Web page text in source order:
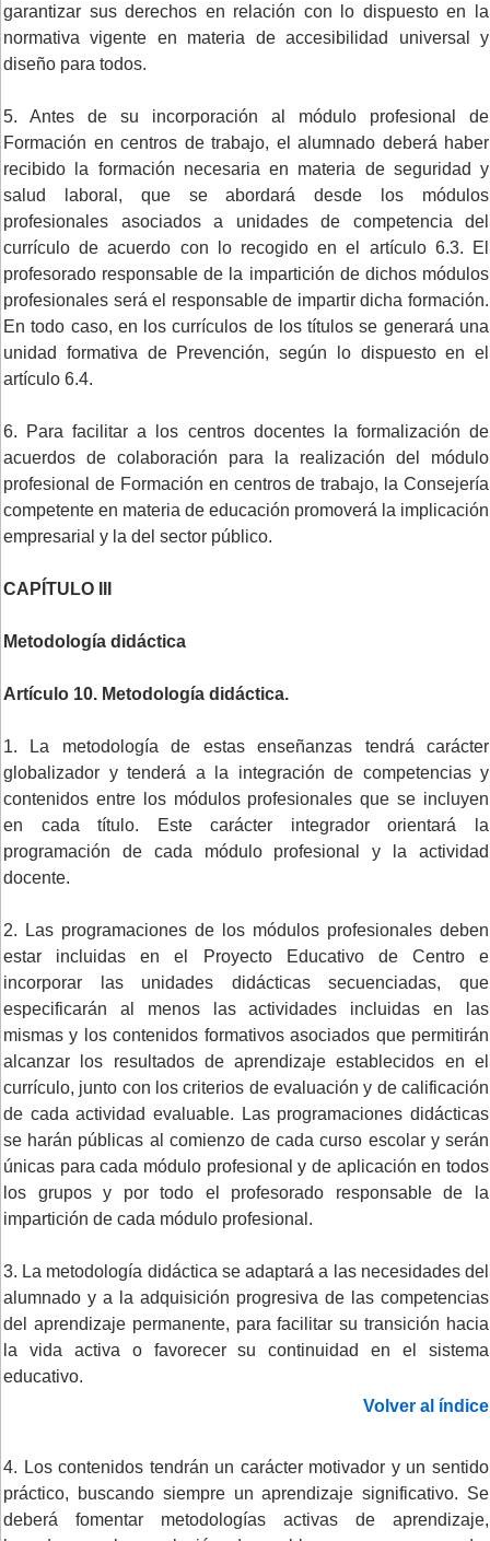
garantizar sus derechos en relación con lo dispuesto en la
normativa vigente en materia de accesibilidad universal y
diseño para todos.
5. Antes de su incorporación al módulo profesional de
Formación en centros de trabajo, el alumnado deberá haber
recibido la formación necesaria en materia de seguridad y
salud laboral, que se abordará desde los módulos
profesionales asociados a unidades de competencia del
currículo de acuerdo con lo recogido en el artículo 6.3. El
profesorado responsable de la impartición de dichos módulos
profesionales será el responsable de impartir dicha formación.
En todo caso, en los currículos de los títulos se generará una
unidad formativa de Prevención, según lo dispuesto en el
artículo 6.4.
6. Para facilitar a los centros docentes la formalización de
acuerdos de colaboración para la realización del módulo
profesional de Formación en centros de trabajo, la Consejería
competente en materia de educación promoverá la implicación
empresarial y la del sector público.
CAPÍTULO III
Metodología didáctica
Artículo 10. Metodología didáctica.
1. La metodología de estas enseñanzas tendrá carácter
globalizador y tenderá a la integración de competencias y
contenidos entre los módulos profesionales que se incluyen
en cada título. Este carácter integrador orientará la
programación de cada módulo profesional y la actividad
docente.
2. Las programaciones de los módulos profesionales deben
estar incluidas en el Proyecto Educativo de Centro e
incorporar las unidades didácticas secuenciadas, que
especificarán al menos las actividades incluidas en las
mismas y los contenidos formativos asociados que permitirán
alcanzar los resultados de aprendizaje establecidos en el
currículo, junto con los criterios de evaluación y de calificación
de cada actividad evaluable. Las programaciones didácticas
se harán públicas al comienzo de cada curso escolar y serán
únicas para cada módulo profesional y de aplicación en todos
los grupos y por todo el profesorado responsable de la
impartición de cada módulo profesional.
3. La metodología didáctica se adaptará a las necesidades del
alumnado y a la adquisición progresiva de las competencias
del aprendizaje permanente, para facilitar su transición hacia
la vida activa o favorecer su continuidad en el sistema
educativo.
Volver al índice
4. Los contenidos tendrán un carácter motivador y un sentido
práctico, buscando siempre un aprendizaje significativo. Se
deberá fomentar metodologías activas de aprendizaje,